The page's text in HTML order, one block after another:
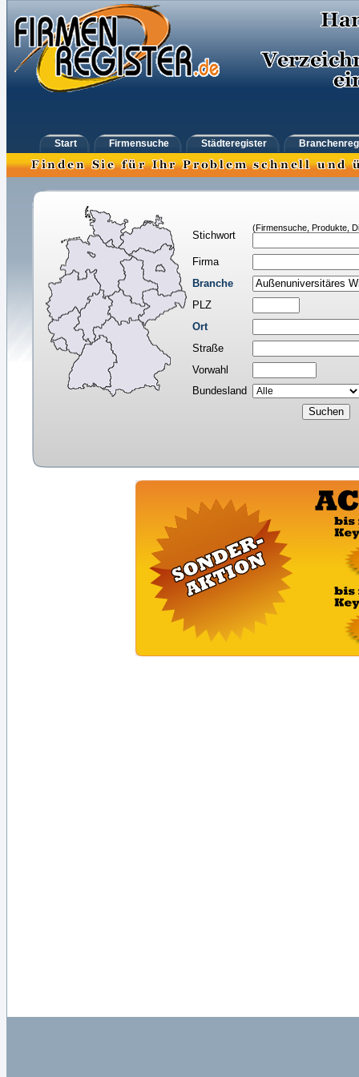
Start Firmensuche Städteregister
Stichwort
(Firmensuche, Produkte,
Firma
Branche
PLZ
Ort
Straße
Vorwahl
Bundesland